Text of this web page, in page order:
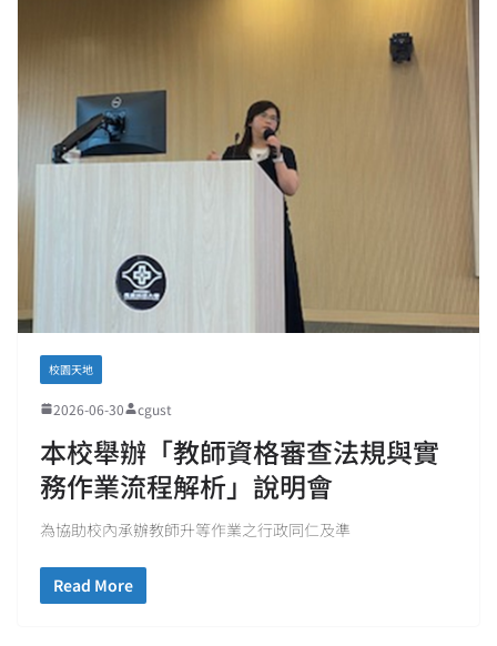
校園天地
2026-06-30 cgust
本校舉辦「教師資格審查法規與實
務作業流程解析」說明會
為協助校內承辦教師升等作業之行政同仁及準
Read More